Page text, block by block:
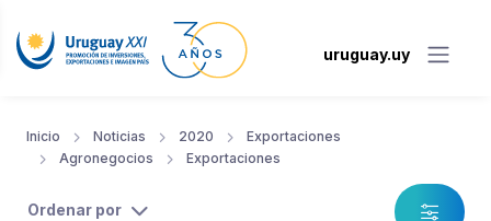
uruguay.uy
Inicio Noticias 2020
Exportaciones
Agronegocios
Exportaciones
Ordenar por